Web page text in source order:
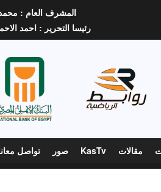
المشرف العام :
رئيسا التحرير : احمد
مقالات KasTv صور تواصل